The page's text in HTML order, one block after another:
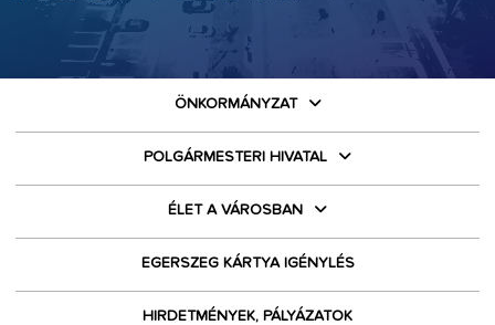
ÖNKORMÁNYZAT
POLGÁRMESTERI HIVATAL
ÉLET A VÁROSBAN
EGERSZEG KÁRTYA IGÉNYLÉS
HIRDETMÉNYEK, PÁLYÁZATOK